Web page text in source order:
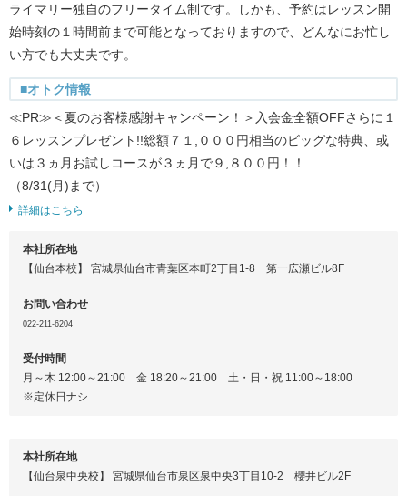
ライマリー独自のフリータイム制です。しかも、予約はレッスン開
始時刻の１時間前まで可能となっておりますので、どんなにお忙し
い方でも大丈夫です。
■オトク情報
≪PR≫＜夏のお客様感謝キャンペーン！＞入会金全額OFFさらに１
６レッスンプレゼント!!総額７１,０００円相当のビッグな特典、或
いは３ヵ月お試しコースが３ヵ月で９,８００円！！
（8/31(月)まで）
詳細はこちら
本社所在地
【仙台本校】 宮城県仙台市青葉区本町2丁目1-8 第一広瀬ビル8F
お問い合わせ
022-211-6204
受付時間
月～木 12:00～21:00 金 18:20～21:00 土・日・祝 11:00～18:00
※定休日ナシ
本社所在地
【仙台泉中央校】 宮城県仙台市泉区泉中央3丁目10-2 櫻井ビル2F